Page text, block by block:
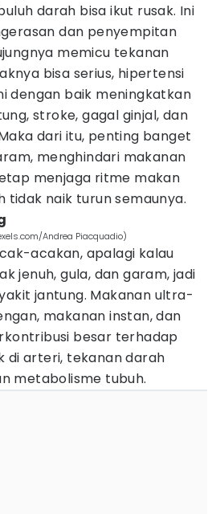
darah bisa ikut rusak. Ini
dan penyempitan
memicu tekanan
bisa serius, hipertensi
dengan baik meningkatkan
stroke, gagal ginjal, dan
dari itu, penting banget
menghindari makanan
menjaga ritme makan
tidak naik turun semaunya.
Andrea Piacquadio)
acakan, apalagi kalau
jenuh, gula, dan garam, jadi
jantung. Makanan ultra-
makanan instan, dan
besar terhadap
di arteri, tekanan darah
metabolisme tubuh.